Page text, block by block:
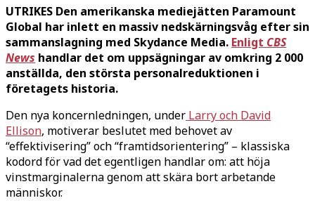
UTRIKES Den amerikanska mediejätten Paramount
Global har inlett en massiv nedskärningsvåg efter sin
sammanslagning med Skydance Media. Enligt CBS
News handlar det om uppsägningar av omkring 2 000
anställda, den största personalreduktionen i
företagets historia.
Den nya koncernledningen, under Larry och David
Ellison, motiverar beslutet med behovet av
“effektivisering” och “framtidsorientering” – klassiska
kodord för vad det egentligen handlar om: att höja
vinstmarginalerna genom att skära bort arbetande
människor.